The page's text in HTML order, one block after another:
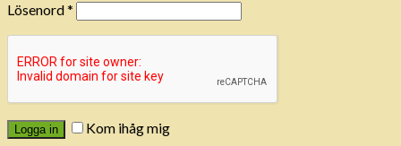
Lösenord*
Logga in
Kom ihåg mig